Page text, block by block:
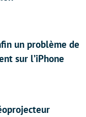
un problème de
sur l’iPhone